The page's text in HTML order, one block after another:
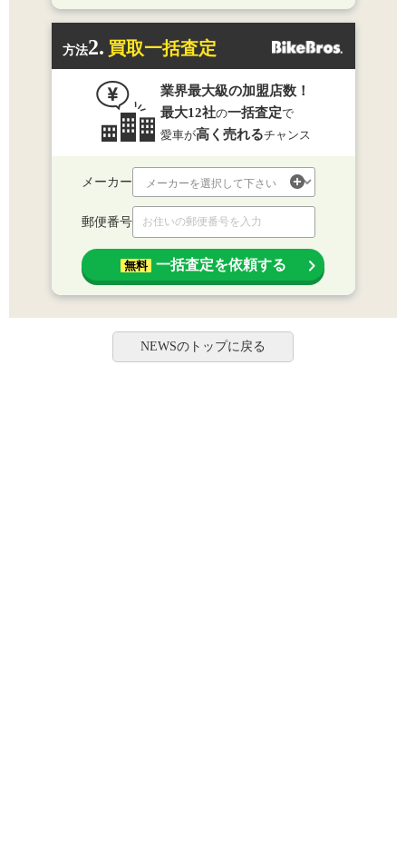
方法2. 買取一括査定
業界最大級の加盟店数！
最大12社の一括査定で
愛車が高く売れるチャンス
メーカー
郵便番号
無料 一括査定を依頼する
NEWSのトップに戻る